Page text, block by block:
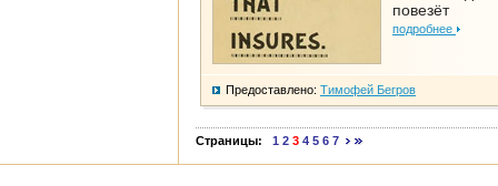
повезёт
подробнее
Предоставлено: Тимофей Бегров
Страницы: 1 2 3 4 5 6 7